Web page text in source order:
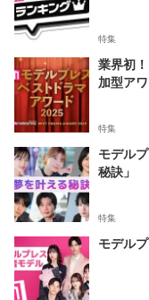
特集
業界初
加型ア
特集
モデル
秘訣」
特集
モデル